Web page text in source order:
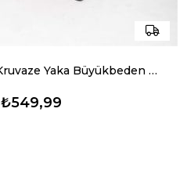
Kırmızı Kruvaze Yaka Büyükbeden Astarlı Şifon Elbise
₺549,99